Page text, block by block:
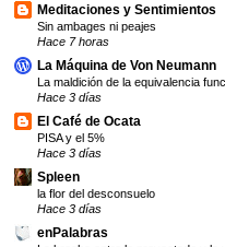
Meditaciones y Sentimientos
Sin ambages ni peajes
Hace 7 horas
La Máquina de Von Neumann
La maldición de la equivalencia
Hace 3 días
El Café de Ocata
PISA y el 5%
Hace 3 días
Spleen
la flor del desconsuelo
Hace 3 días
enPalabras